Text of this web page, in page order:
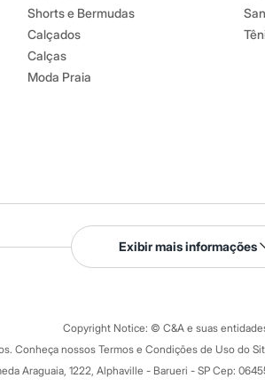
Shorts e Bermudas
Calçados
Calças
Moda Praia
Tipos de
Formas
Todas
Minha
Exibir mais informações
Copyright Notice: © C&A e suas
Conheça nossos Termos e Condições de Uso do
Araguaia, 1222, Alphaville - Barueri - SP Cep: